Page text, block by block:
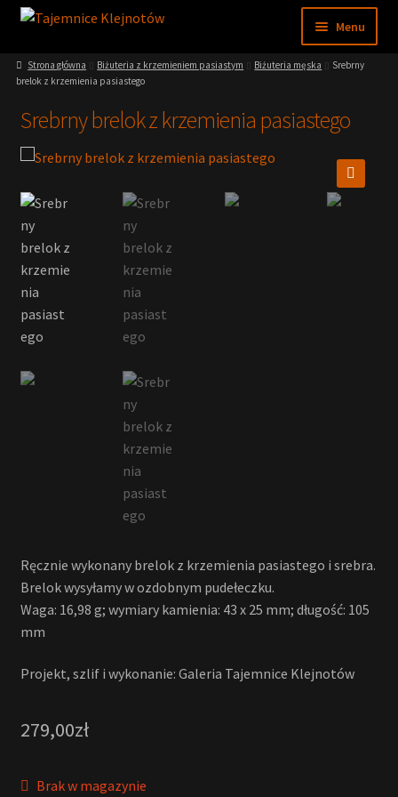
Przejdź
nawigacji
Przejdź
treści
Menu
Sklep
Moje konto
Regulamin
Nasze muzeum
Wiedza
Strona główna Biżuteria z krzemieniem pasiastym Biżuteria męska
Srebrny
brelok z krzemienia pasiastego
Srebrny brelok z krzemienia pasiastego
Ręcznie wykonany brelok z krzemienia pasiastego i srebra.
Brelok wysyłamy w ozdobnym pudełeczku.
Waga: 16,98 g; wymiary kamienia: 43 x 25 mm; długość: 105
mm
Projekt, szlif i wykonanie: Galeria Tajemnice Klejnotów
279,00zł
Brak w magazynie